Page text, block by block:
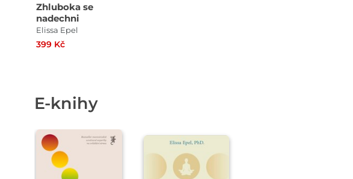
Zhluboka se
nadechni
Elissa Epel
399 Kč
E-knihy